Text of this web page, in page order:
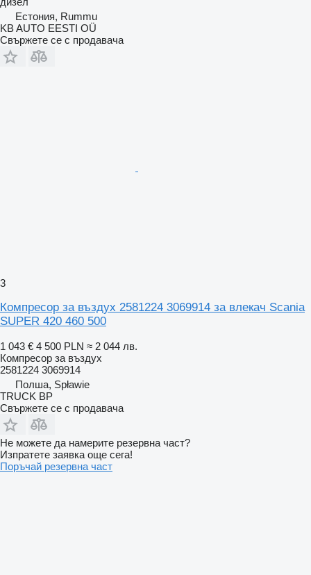
Естония, Rummu
KB AUTO EESTI OÜ
Свържете се с продавача
3
Компресор за въздух 2581224 3069914 за влекач Scania
SUPER 420 460 500
1 043 € 4 500 PLN ≈ 2 044 лв.
Компресор за въздух
2581224 3069914
Полша, Spławie
TRUCK BP
Свържете се с продавача
Не можете да намерите резервна част?
Изпратете заявка още сега!
Поръчай резервна част